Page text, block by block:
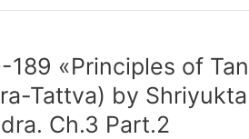
189 «Principles of
Tattva) by
Ch.3 Part.2